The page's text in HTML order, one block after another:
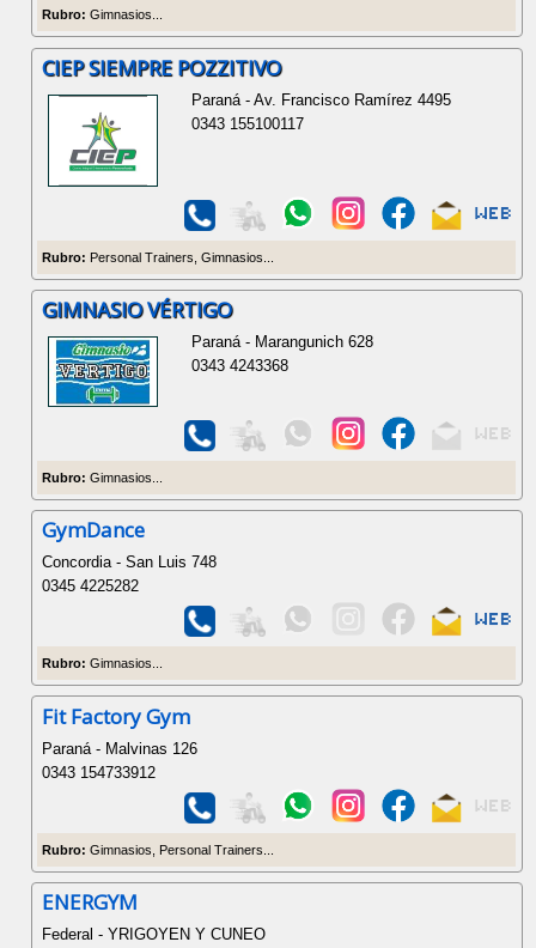
Rubro: Gimnasios...
CIEP SIEMPRE POZZITIVO
Paraná - Av. Francisco Ramírez 4495
0343 155100117
Rubro: Personal Trainers, Gimnasios...
GIMNASIO VÉRTIGO
Paraná - Marangunich 628
0343 4243368
Rubro: Gimnasios...
GymDance
Concordia - San Luis 748
0345 4225282
Rubro: Gimnasios...
Fit Factory Gym
Paraná - Malvinas 126
0343 154733912
Rubro: Gimnasios, Personal Trainers...
ENERGYM
Federal - YRIGOYEN Y CUNEO